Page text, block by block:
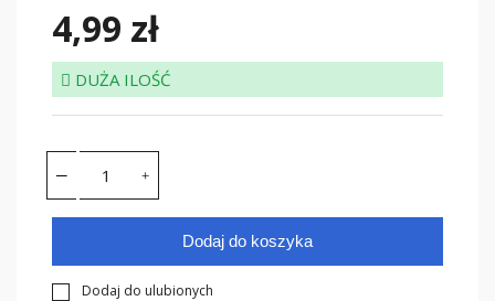
4,99 zł
DUŻA ILOŚĆ
Dodaj do koszyka
Dodaj do ulubionych